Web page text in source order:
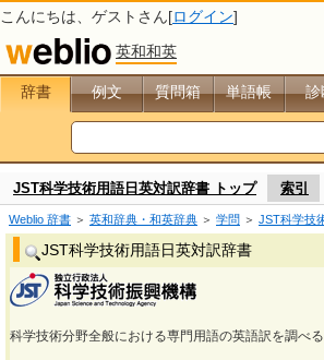
こんにちは、 ゲスト さん[ログイン]
英和和英
辞書 例文 質問箱 単語帳 診
JST科学技術用語日英対訳辞書 トップ 索引
Weblio 辞書 ＞ 英和辞典・和英辞典 ＞ 学問 ＞ JST科学技
JST科学技術用語日英対訳辞書
科学技術分野全般における専門用語の英語訳を調べる